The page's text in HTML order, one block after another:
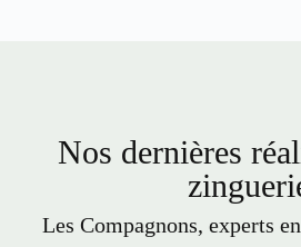
Nos dernières
Les Compagnons, experts